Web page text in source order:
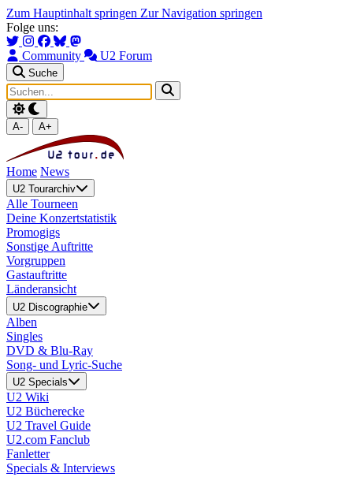
Zum Hauptinhalt springen Zur Navigation springen
Folge uns:
Community U2 Forum
Suche
A- A+
Home News
U2 Tourarchiv
Alle Tourneen
Deine Konzertstatistik
Promogigs
Sonstige Auftritte
Vorgruppen
Gastauftritte
Länderansicht
U2 Discographie
Alben
Singles
DVD & Blu-Ray
Song- und Lyric-Suche
U2 Specials
U2 Wiki
U2 Bücherecke
U2 Travel Guide
U2.com Fanclub
Fanletter
Specials & Interviews